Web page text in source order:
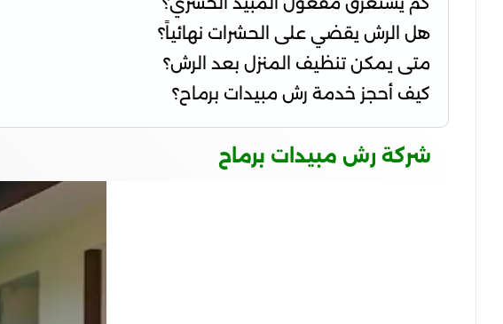
هل الرش يقضي على الحشرات نهائياً؟
متى يمكن تنظيف المنزل بعد الرش؟
كيف أحجز خدمة رش مبيدات برماح؟
شركة رش مبيدات برماح